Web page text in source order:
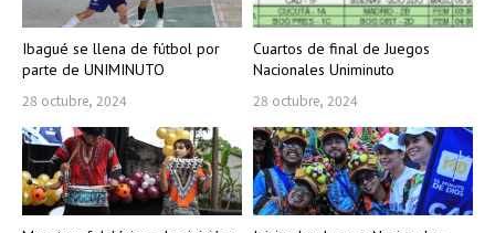
Ibagué se llena de fútbol por
parte de UNIMINUTO
28 octubre, 2024
Cuartos de final de Juegos
Nacionales Uniminuto
28 octubre, 2024